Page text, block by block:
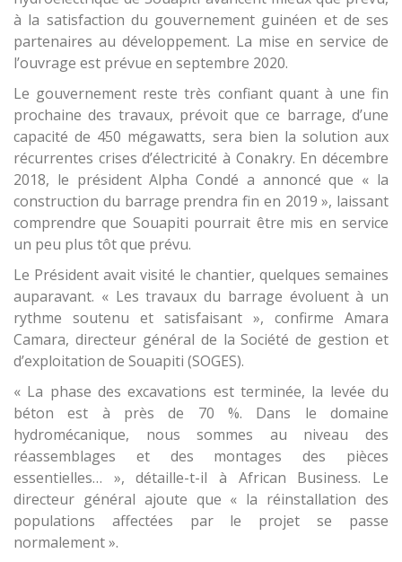
à la satisfaction du gouvernement guinéen et de ses
partenaires au développement. La mise en service de
l’ouvrage est prévue en septembre 2020.
Le gouvernement reste très confiant quant à une fin
prochaine des travaux, prévoit que ce barrage, d’une
capacité de 450 mégawatts, sera bien la solution aux
récurrentes crises d’électricité à Conakry. En décembre
2018, le président Alpha Condé a annoncé que « la
construction du barrage prendra fin en 2019 », laissant
comprendre que Souapiti pourrait être mis en service
un peu plus tôt que prévu.
Le Président avait visité le chantier, quelques semaines
auparavant. « Les travaux du barrage évoluent à un
rythme soutenu et satisfaisant », confirme Amara
Camara, directeur général de la Société de gestion et
d’exploitation de Souapiti (SOGES).
« La phase des excavations est terminée, la levée du
béton est à près de 70 %. Dans le domaine
hydromécanique, nous sommes au niveau des
réassemblages et des montages des pièces
essentielles… », détaille-t-il à African Business. Le
directeur général ajoute que « la réinstallation des
populations affectées par le projet se passe
normalement ».